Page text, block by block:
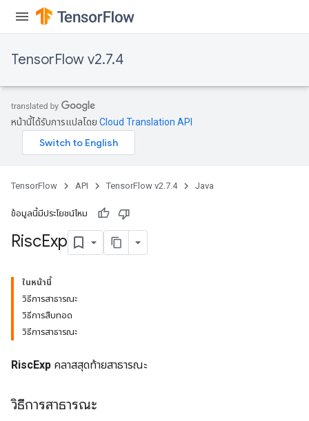
TensorFlow v2.7.4
หน้านี้ได้รับการแปลโดย Cloud Translation API
TensorFlow API TensorFlow v2.7.4 Java
ข้อมูลนี้มีประโยชน์ไหม
RiscExp
ในหน้านี้
วิธีการสาธารณะ
วิธีการสืบทอด
วิธีการสาธารณะ
RiscExp คลาสสุดท้ายสาธารณะ
วิธีการสาธารณะ